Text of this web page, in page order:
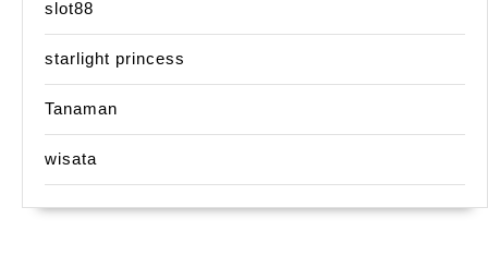
slot88
starlight princess
Tanaman
wisata